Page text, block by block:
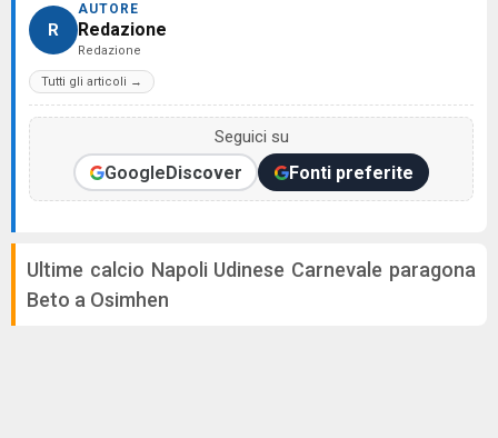
R
AUTORE
Redazione
Redazione
Tutti gli articoli →
Seguici su
GoogleDiscover Fonti preferite
Ultime calcio Napoli Udinese Carnevale paragona
Beto a Osimhen